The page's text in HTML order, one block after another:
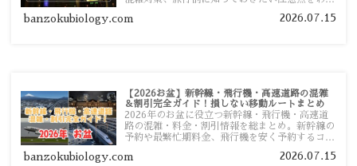
banzokubiology.com 2026.07.15
【2026お盆】新幹線・飛行機・高速道路の混雑
＆割引完全ガイド！損しない移動ルートまとめ
2026年のお盆に役立つ新幹線・飛行機・高速道
路の混雑・料金・割引情報を総まとめ。新幹線の
予約や最繁忙期料金、飛行機を安く予約するコ
い移動方法を分かりやすく解説します。
banzokubiology.com 2026.07.15